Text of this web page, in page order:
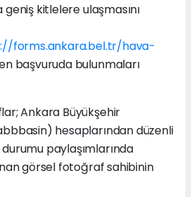
kitlelere ulaşmasını
forms.ankara.bel.tr/hava-
başvuruda bulunmaları
Ankara Büyükşehir
hesaplarından düzenli
paylaşımlarında
görsel fotoğraf sahibinin